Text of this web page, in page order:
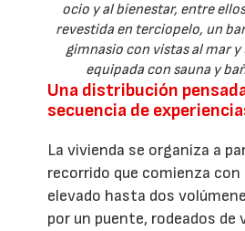
ocio y al bienestar, entre
revestida en terciopelo, un
gimnasio con vistas al mar y
equipada con sauna y
Una distribución
secuencia de
La vivienda se organiza a
recorrido que comienza con
elevado hasta dos
por un puente, rodeados de